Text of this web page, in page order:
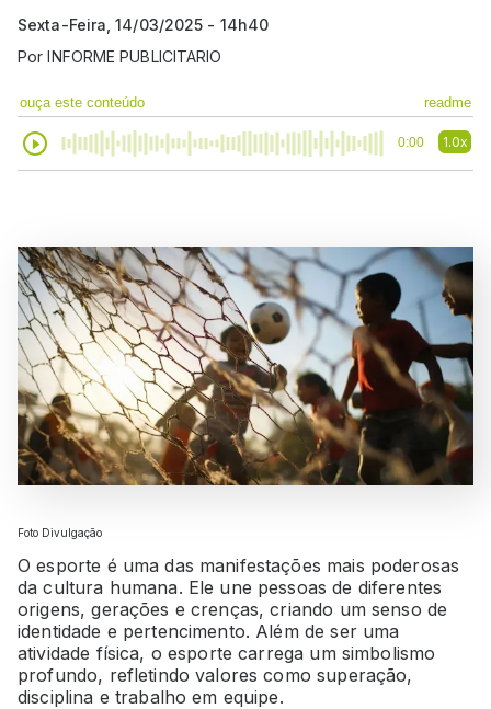
Sexta-Feira, 14/03/2025 - 14h40
PorINFORME PUBLICITARIO
ouça este conteúdo readme
0:00 1.0x
Foto Divulgação
O esporte é uma das manifestações mais poderosas
da cultura humana. Ele une pessoas de diferentes
origens, gerações e crenças, criando um senso de
identidade e pertencimento. Além de ser uma
atividade física, o esporte carrega um simbolismo
profundo, refletindo valores como superação,
disciplina e trabalho em equipe.